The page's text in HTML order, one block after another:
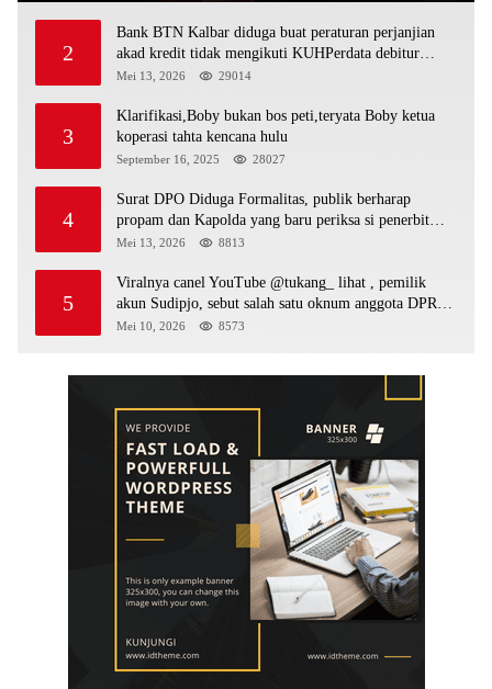
2
Bank BTN Kalbar diduga buat peraturan perjanjian
akad kredit tidak mengikuti KUHPerdata debitur
awam di bentur dengan aturan diduga tanpa dasar
Mei 13, 2026 29014
3
Klarifikasi,Boby bukan bos peti,teryata Boby ketua
koperasi tahta kencana hulu
September 16, 2025 28027
4
Surat DPO Diduga Formalitas, publik berharap
propam dan Kapolda yang baru periksa si penerbit
surat serta Aph diduga lepaskan DPO
Mei 13, 2026 8813
5
Viralnya canel YouTube @tukang_ lihat , pemilik
akun Sudipjo, sebut salah satu oknum anggota DPRD
mempawah terlibat sebagai cukong peti Kapolda yang
Mei 10, 2026 8573